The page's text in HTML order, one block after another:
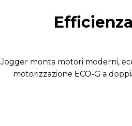
Jogger monta motori moderni,
motorizzazione ECO-G a